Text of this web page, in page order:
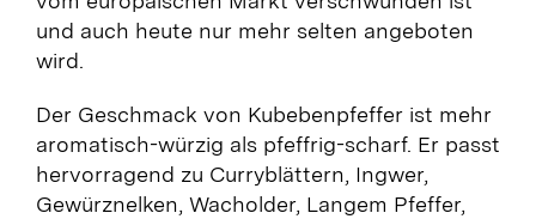
und auch heute nur mehr selten angeboten
wird.
Der Geschmack von Kubebenpfeffer ist mehr
aromatisch-würzig als pfeffrig-scharf. Er passt
hervorragend zu Curryblättern, Ingwer,
Gewürznelken, Wacholder, Langem Pfeffer,